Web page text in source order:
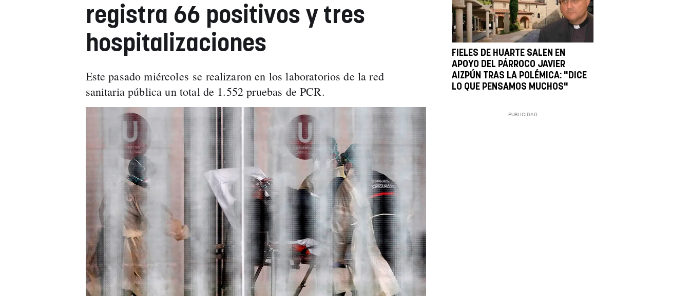
registra 66 positivos y tres
hospitalizaciones
Este pasado miércoles se realizaron en los laboratorios de la red
sanitaria pública un total de 1.552 pruebas de PCR.
FIELES DE HUARTE SALEN EN
APOYO DEL PÁRROCO JAVIER
AIZPÚN TRAS LA POLÉMICA: "DICE
LO QUE PENSAMOS MUCHOS"